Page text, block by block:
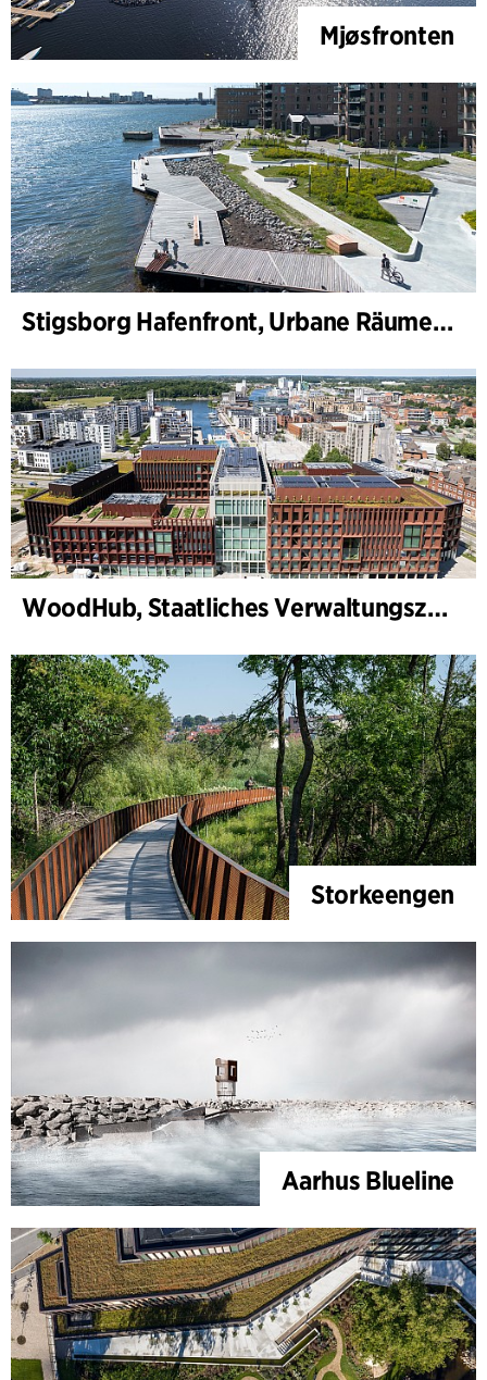
Mjøsfronten
Stigsborg Hafenfront, Urbane Räume und Landschaft
WoodHub, Staatliches Verwaltungszentrum
Storkeengen
Aarhus Blueline